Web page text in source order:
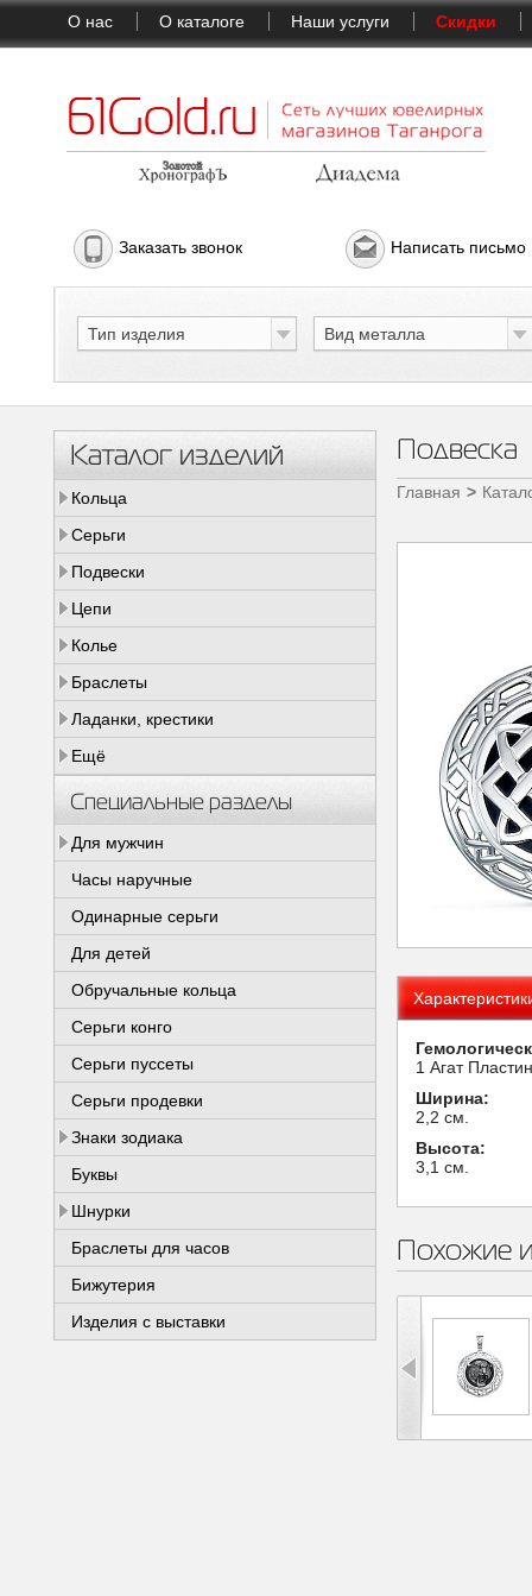
О нас О каталоге Наши услуги Скидки
Заказать звонок Написать письмо
Тип изделия Вид металла
Каталог изделий
Кольца
Серьги
Подвески
Цепи
Колье
Браслеты
Ладанки, крестики
Ещё
Специальные разделы
Для мужчин
Часы наручные
Одинарные серьги
Для детей
Обручальные кольца
Серьги конго
Серьги пуссеты
Серьги продевки
Знаки зодиака
Буквы
Шнурки
Браслеты для часов
Бижутерия
Изделия с выставки
Подвеска
Главная
1 Агат
Ширина:
2,2 см.
Высота:
3,1 см.
Похожие